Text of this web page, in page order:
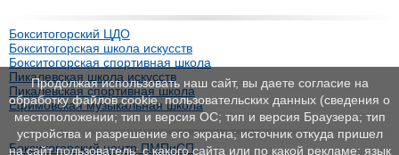
Бокситогорский ЦДО
Бокситогорская школа искусств
Бокситогорская спортивная школа
Пикалевская школа искусств
Пикалевская спортивная школа
Ефимовская музыкальная школа
Бокситогорский центр ПМПиСП
Продолжая использовать наш сайт, вы даете согласие на
обработку файлов cookie, пользовательских данных (сведения о
местоположении; тип и версия ОС; тип и версия Браузера; тип
устройства и разрешение его экрана; источник откуда пришел
на сайт пользователь; с какого сайта или по какой рекламе; язык